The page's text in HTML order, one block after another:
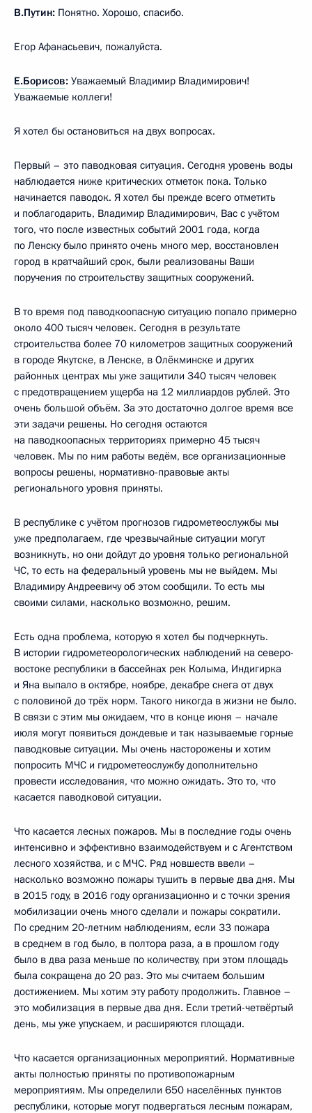
В.Путин: Понятно. Хорошо, спасибо.
Егор Афанасьевич, пожалуйста.
Е.Борисов: Уважаемый Владимир Владимирович!
Уважаемые коллеги!
Я хотел бы остановиться на двух вопросах.
Первый – это паводковая ситуация. Сегодня уровень воды
наблюдается ниже критических отметок пока. Только
начинается паводок. Я хотел бы прежде всего отметить
и поблагодарить, Владимир Владимирович, Вас с учётом
того, что после известных событий 2001 года, когда
по Ленску было принято очень много мер, восстановлен
город в кратчайший срок, были реализованы Ваши
поручения по строительству защитных сооружений.
В то время под паводкоопасную ситуацию попало примерно
около 400 тысяч человек. Сегодня в результате
строительства более 70 километров защитных сооружений
в городе Якутске, в Ленске, в Олёкминске и других
районных центрах мы уже защитили 340 тысяч человек
с предотвращением ущерба на 12 миллиардов рублей. Это
очень большой объём. За это достаточно долгое время все
эти задачи решены. Но сегодня остаются
на паводкоопасных территориях примерно 45 тысяч
человек. Мы по ним работы ведём, все организационные
вопросы решены, нормативно-правовые акты
регионального уровня приняты.
В республике с учётом прогнозов гидрометеослужбы мы
уже предполагаем, где чрезвычайные ситуации могут
возникнуть, но они дойдут до уровня только региональной
ЧС, то есть на федеральный уровень мы не выйдем. Мы
Владимиру Андреевичу об этом сообщили. То есть мы
своими силами, насколько возможно, решим.
Есть одна проблема, которую я хотел бы подчеркнуть.
В истории гидрометеорологических наблюдений на северо-
востоке республики в бассейнах рек Колыма, Индигирка
и Яна выпало в октябре, ноябре, декабре снега от двух
с половиной до трёх норм. Такого никогда в жизни не было.
В связи с этим мы ожидаем, что в конце июня – начале
июля могут появиться дождевые и так называемые горные
паводковые ситуации. Мы очень насторожены и хотим
попросить МЧС и гидрометеослужбу дополнительно
провести исследования, что можно ожидать. Это то, что
касается паводковой ситуации.
Что касается лесных пожаров. Мы в последние годы очень
интенсивно и эффективно взаимодействуем и с Агентством
лесного хозяйства, и с МЧС. Ряд новшеств ввели –
насколько возможно пожары тушить в первые два дня. Мы
в 2015 году, в 2016 году организационно и с точки зрения
мобилизации очень много сделали и пожары сократили.
По средним 20‑летним наблюдениям, если 33 пожара
в среднем в год было, в полтора раза, а в прошлом году
было в два раза меньше по количеству, при этом площадь
была сокращена до 20 раз. Это мы считаем большим
достижением. Мы хотим эту работу продолжить. Главное –
это мобилизация в первые два дня. Если третий-четвёртый
день, мы уже упускаем, и расширяются площади.
Что касается организационных мероприятий. Нормативные
акты полностью приняты по противопожарным
мероприятиям. Мы определили 650 населённых пунктов
республики, которые могут подвергаться лесным пожарам,